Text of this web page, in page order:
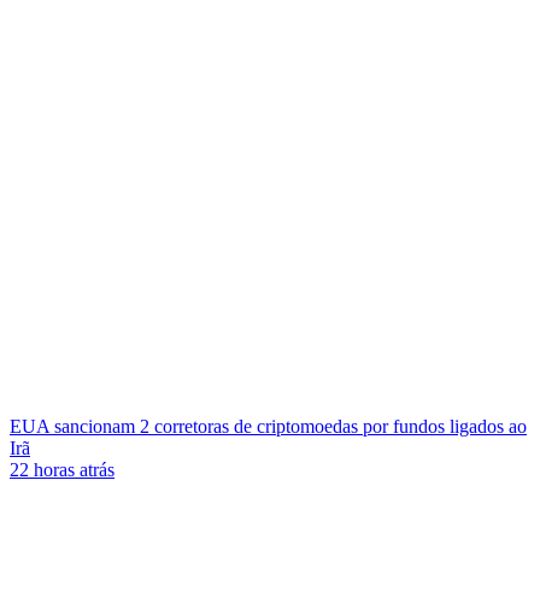
EUA sancionam 2 corretoras de criptomoedas por fundos ligados ao
Irã
22 horas atrás